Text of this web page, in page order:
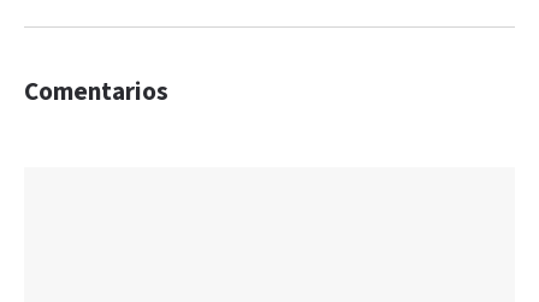
Comentarios